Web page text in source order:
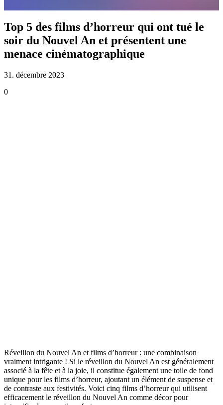
Top 5 des films d’horreur qui ont tué le
soir du Nouvel An et présentent une
menace cinématographique
31. décembre 2023
0
Réveillon du Nouvel An et films d’horreur : une combinaison
vraiment intrigante ! Si le réveillon du Nouvel An est généralement
associé à la fête et à la joie, il constitue également une toile de fond
unique pour les films d’horreur, ajoutant un élément de suspense et
de contraste aux festivités. Voici cinq films d’horreur qui utilisent
efficacement le réveillon du Nouvel An comme décor pour